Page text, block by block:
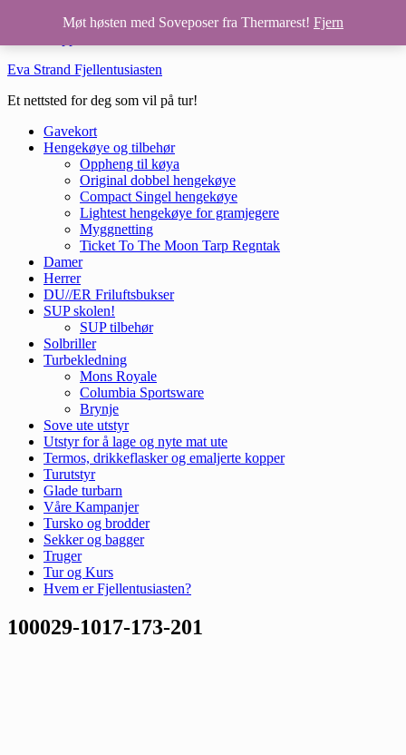
Hopp til hovedinnhold
Eva Strand Fjellentusiasten
Et nettsted for deg som vil på tur!
Gavekort
Hengekøye og tilbehør
Oppheng til køya
Original dobbel hengekøye
Compact Singel hengekøye
Lightest hengekøye for gramjegere
Myggnetting
Ticket To The Moon Tarp Regntak
Damer
Herrer
DU//ER Friluftsbukser
SUP skolen!
SUP tilbehør
Solbriller
Turbekledning
Mons Royale
Columbia Sportsware
Brynje
Sove ute utstyr
Utstyr for å lage og nyte mat ute
Termos, drikkeflasker og emaljerte kopper
Turutstyr
Glade turbarn
Våre Kampanjer
Tursko og brodder
Sekker og bagger
Truger
Tur og Kurs
Hvem er Fjellentusiasten?
100029-1017-173-201
Møt høsten med Soveposer fra Thermarest! Fjern